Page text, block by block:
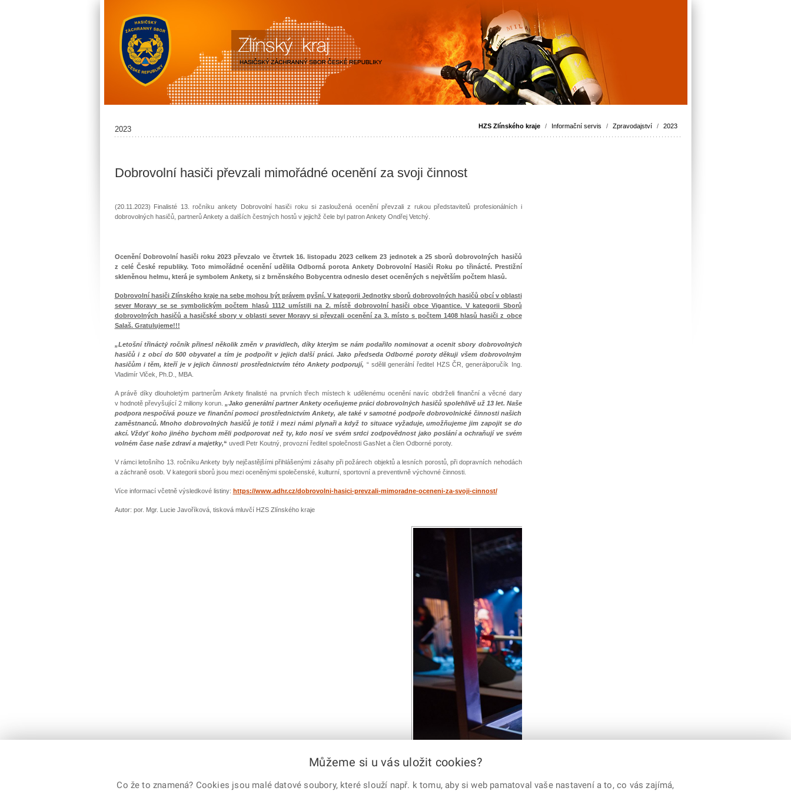
HZS Zlínského kraje / Informační servis / Zpravodajství / 2023
2023
Dobrovolní hasiči převzali mimořádné ocenění za svoji činnost
(20.11.2023) Finalisté 13. ročníku ankety Dobrovolní hasiči roku si zasloužená ocenění převzali z rukou představitelů profesionálních i
dobrovolných hasičů, partnerů Ankety a dalších čestných hostů v jejichž čele byl patron Ankety Ondřej Vetchý.
Ocenění Dobrovolní hasiči roku 2023 převzalo ve čtvrtek 16. listopadu 2023 celkem 23 jednotek a 25 sborů dobrovolných hasičů
z celé České republiky. Toto mimořádné ocenění udělila Odborná porota Ankety Dobrovolní Hasiči Roku po třinácté. Prestižní
skleněnou helmu, která je symbolem Ankety, si z brněnského Bobycentra odneslo deset oceněných s největším počtem hlasů.
Dobrovolní hasiči Zlínského kraje na sebe mohou být právem pyšní. V kategorii Jednotky sborů dobrovolných hasičů obcí v oblasti
sever Moravy se se symbolickým počtem hlasů 1112 umístili na 2. místě dobrovolní hasiči obce Vigantice. V kategorii Sborů
dobrovolných hasičů a hasičské sbory v oblasti sever Moravy si převzali ocenění za 3. místo s počtem 1408 hlasů hasiči z obce
Salaš. Gratulujeme!!!
„Letošní třináctý ročník přinesl několik změn v pravidlech, díky kterým se nám podařilo nominovat a ocenit sbory dobrovolných
hasičů i z obcí do 500 obyvatel a tím je podpořit v jejich další práci. Jako předseda Odborné poroty děkuji všem dobrovolným
hasičům i těm, kteří je v jejich činnosti prostřednictvím této Ankety podporují, “ sdělil generální ředitel HZS ČR, generálporučík Ing.
Vladimír Vlček, Ph.D., MBA.
A právě díky dlouholetým partnerům Ankety finalisté na prvních třech místech k udělenému ocenění navíc obdrželi finanční a věcné dary
v hodnotě převyšující 2 miliony korun. „Jako generální partner Ankety oceňujeme práci dobrovolných hasičů spolehlivě už 13 let. Naše
podpora nespočívá pouze ve finanční pomoci prostřednictvím Ankety, ale také v samotné podpoře dobrovolnické činnosti našich
zaměstnanců. Mnoho dobrovolných hasičů je totiž imezi námi plynaři a když to situace vyžaduje, umožňujeme jim zapojit se do
akcí. Vždyť koho jiného bychom měli podporovat než ty, kdo nosí ve svém srdci zodpovědnost jako poslání a ochraňují ve svém
volném čase naše zdraví a majetky,“ uvedl Petr Koutný, provozní ředitel společnosti GasNet a člen Odborné poroty.
V rámci letošního 13. ročníku Ankety byly nejčastějšími přihlášenými zásahy při požárech objektů a lesních porostů, při dopravních nehodách
a záchraně osob. V kategorii sborů jsou mezi oceněnými společenské, kulturní, sportovní a preventivně výchovné činnosti.
Více informací včetně výsledkové listiny: https://www.adhr.cz/dobrovolni-hasici-prevzali-mimoradne-oceneni-za-svoji-cinnost/
Autor: por. Mgr. Lucie Javoříková, tisková mluvčí HZS Zlínského kraje
Můžeme si u vás uložit cookies?
Co že to znamená? Cookies jsou malé datové soubory, které slouží např. k tomu, aby si web pamatoval vaše nastavení a to, co vás zajímá,